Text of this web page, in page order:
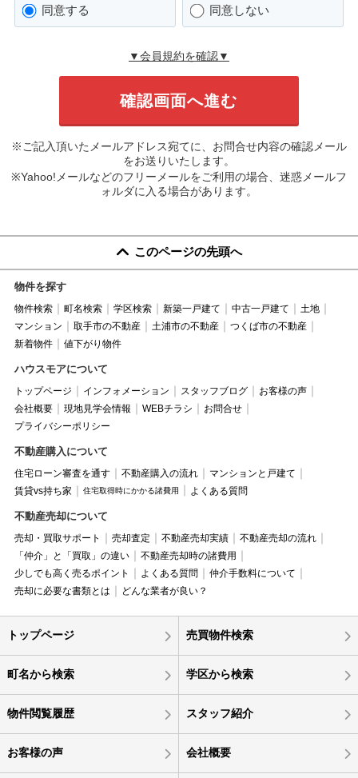
同意する 同意しない
▼会員規約を確認▼
※ご記入頂いたメールアドレス宛てに、お問合せ内容の確認メール
をお送りいたします。
※Yahoo!メールなどのフリーメールをご利用の場合、迷惑メールフ
ォルダに入る場合があります。
このページの先頭へ
物件を探す
物件検索 町名検索 学区検索 新築一戸建て 中古一戸建て
土地
マンション
取手市の不動産 土浦市の不動産
つくば市の不動産
新着物件
値下がり物件
ハウスモアについて
トップページ インフォメーション スタッフブログ
お客様の声
会社概要
現地見学会情報 WEBチラシ
お問合せ
プライバシーポリシー
不動産購入について
住宅ローン審査を通す 不動産購入の流れ
マンションと戸建て
賃貸vs持ち家
住宅取得時にかかる諸費用 よくある質問
不動産売却について
売却・買取サポート 売却査定 不動産売却実績
不動産売却の流れ
「仲介」と「買取」の違い
不動産売却時の諸費用
少しでも高く売るポイント
よくある質問
仲介手数料について
売却に必要な書類とは
どんな業者が良い？
トップページ 売買物件検索
町名から検索 学区から検索
物件閲覧履歴 スタッフ紹介
お客様の声 会社概要